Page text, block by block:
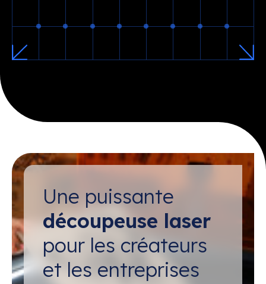
Une puissante
découpeuse laser
pour les créateurs
et les entreprises